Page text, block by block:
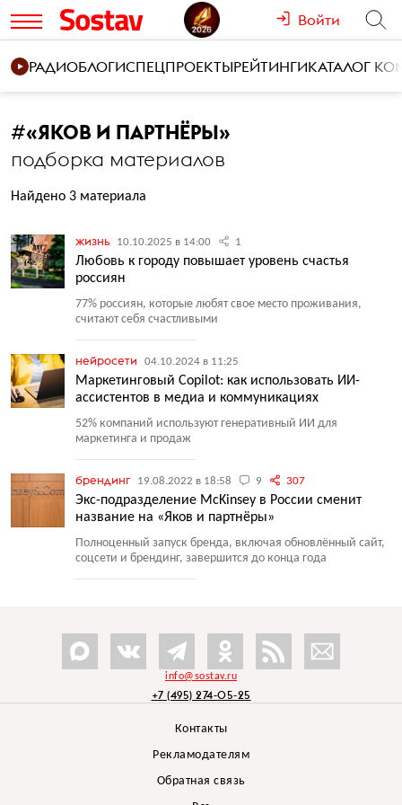
Войти
РАДИОБЛОГИСПЕЦПРОЕКТЫРЕЙТИНГИКАТАЛОГ
#«ЯКОВ И ПАРТНЁРЫ»
подборка материалов
Найдено 3 материала
жизнь 10.10.2025 в 14:00 1
Любовь к городу повышает уровень счастья
россиян
77% россиян, которые любят свое место проживания,
считают себя счастливыми
нейросети 04.10.2024 в 11:25
Маркетинговый Copilot: как использовать ИИ-
ассистентов в медиа и коммуникациях
52% компаний используют генеративный ИИ для
маркетинга и продаж
брендинг 19.08.2022 в 18:58 9 307
Экс-подразделение McKinsey в России сменит
название на «Яков и партнёры»
Полноценный запуск бренда, включая обновлённый сайт,
соцсети и брендинг, завершится до конца года
info@sostav.ru
+7 (495) 274-05-25
Контакты
Рекламодателям
Обратная связь